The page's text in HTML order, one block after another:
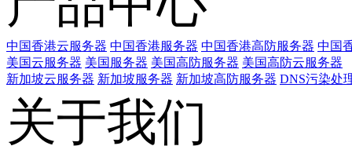
中国香港云服务器 中国香港服务器 中国香港高防服务器 中国
美国云服务器 美国服务器 美国高防服务器 美国高防云服务器
新加坡云服务器 新加坡服务器 新加坡高防服务器 DNS污染处
关于我们